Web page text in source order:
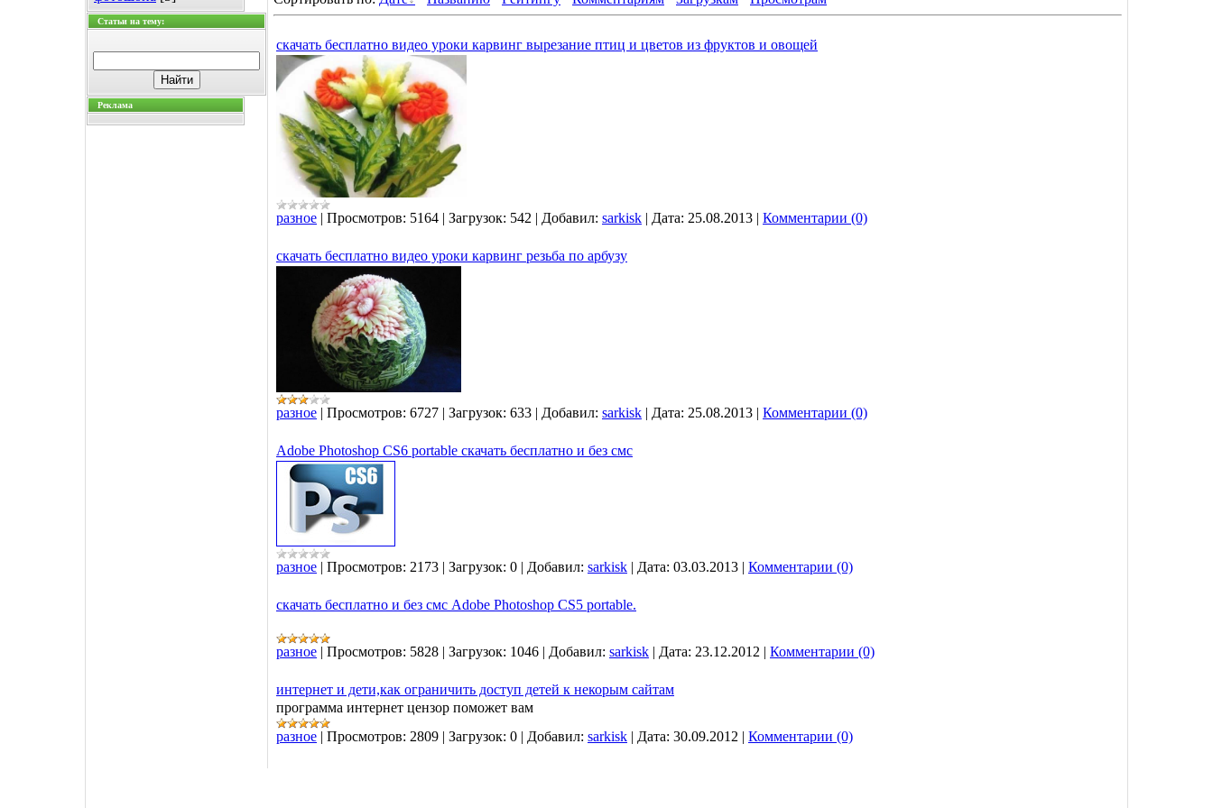
Статьи на тему:
Реклама
скачать бесплатно видео уроки карвинг вырезание птиц и цветов из фруктов и овощей
разное | Просмотров: 5164 | Загрузок: 542 | Добавил: sarkisk | Дата: 25.08.2013 | Комментарии (0)
скачать бесплатно видео уроки карвинг резьба по арбузу
разное | Просмотров: 6727 | Загрузок: 633 | Добавил: sarkisk | Дата: 25.08.2013 | Комментарии (0)
Adobe Photoshop CS6 portable скачать бесплатно и без смс
разное | Просмотров: 2173 | Загрузок: 0 | Добавил: sarkisk | Дата: 03.03.2013 | Комментарии (0)
скачать бесплатно и без смс Adobe Photoshop CS5 portable.
разное | Просмотров: 5828 | Загрузок: 1046 | Добавил: sarkisk | Дата: 23.12.2012 | Комментарии (0)
интернет и дети,как ограничить доступ детей к некорым сайтам
программа интернет цензор поможет вам
разное | Просмотров: 2809 | Загрузок: 0 | Добавил: sarkisk | Дата: 30.09.2012 | Комментарии (0)